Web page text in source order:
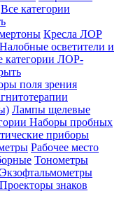
Все категории
Кресла ЛОР
Налобные осветители и
категории ЛОР-
поля зрения
Лампы щелевые
Наборы пробных
приборы
Рабочее место
Тонометры
Экзофтальмометры
Проекторы знаков